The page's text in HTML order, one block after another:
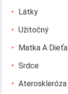
Látky
Užitočný
Matka A Dieťa
Srdce
Ateroskleróza